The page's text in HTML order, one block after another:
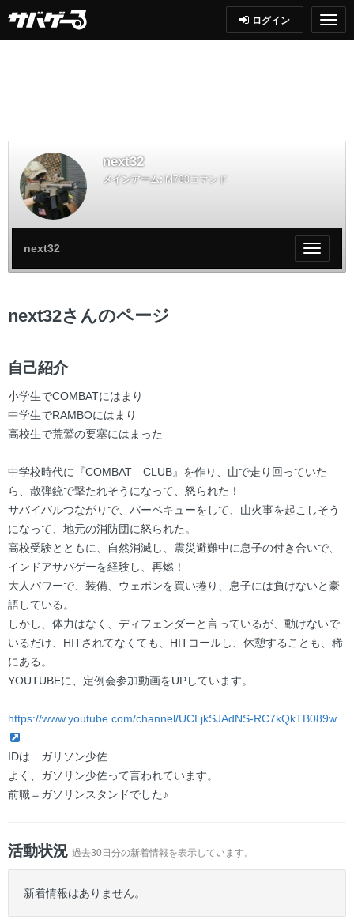
ログイン
next32
メインアーム: M733コマンド
My
ペ
next32
next32さんのページ
自己紹介
小学生でCOMBATにはまり
中学生でRAMBOにはまり
高校生で荒鷲の要塞にはまった
中学校時代に『COMBAT CLUB』を作り、山で走り回っていた
ら、散弾銃で撃たれそうになって、怒られた！
サバイバルつながりで、バーベキューをして、山火事を起こしそう
になって、地元の消防団に怒られた。
高校受験とともに、自然消滅し、震災避難中に息子の付き合いで、
インドアサバゲーを経験し、再燃！
大人パワーで、装備、ウェポンを買い捲り、息子には負けないと豪
語している。
しかし、体力はなく、ディフェンダーと言っているが、動けないで
いるだけ、HITされてなくても、HITコールし、休憩することも、稀
にある。
YOUTUBEに、定例会参加動画をUPしています。
https://www.youtube.com/channel/UCLjkSJAdNS-RC7kQkTB089w
IDは ガリソン少佐
よく、ガソリン少佐って言われています。
前職＝ガソリンスタンドでした♪
活動状況 過去30日分の新着情報を表示しています。
新着情報はありません。